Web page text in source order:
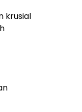
krusial